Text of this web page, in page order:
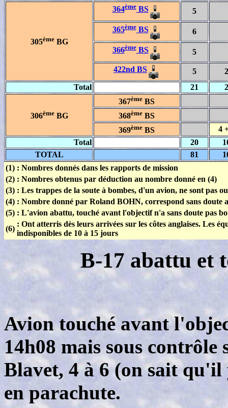
305èmeBG
364èmeBS 5
365èmeBS 6
366èmeBS
5
422nd BS
5
2
Total
21 2
306èmeBG
367ème BS
368ème BS
369ème BS
4
Total
20
TOTAL
81
(1) : Nombres donnés dans les rapports de mission
(2) : Nombres obtenus par déduction au nombre donné en (4)
(3) : Les trappes de la soute à bombes, d'un avion, ne sont pas
(4) : Nombre donné par Roland BOHN, correspond sans doute
(5) : L'avion abattu, touché avant l'objectif n'a sans doute pas
(6)
: Ont atterris dès leurs arrivées sur les côtes anglaises. Les
indisponibles de 10 à 15 jours
B-17 abattu et
Avion touché avant
14h08 mais sous contrôle
Blavet, 4 à 6 (on sait qu'il
en parachute.